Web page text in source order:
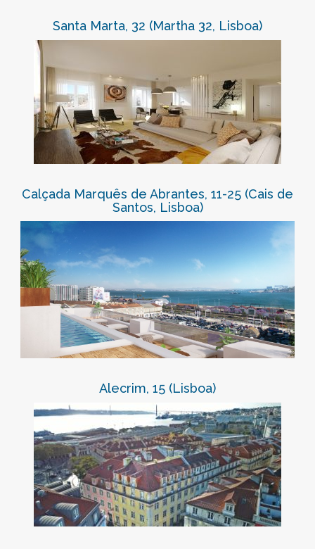
Santa Marta, 32 (Martha 32, Lisboa)
Calçada Marquês de Abrantes, 11-25 (Cais de
Santos, Lisboa)
Alecrim, 15 (Lisboa)